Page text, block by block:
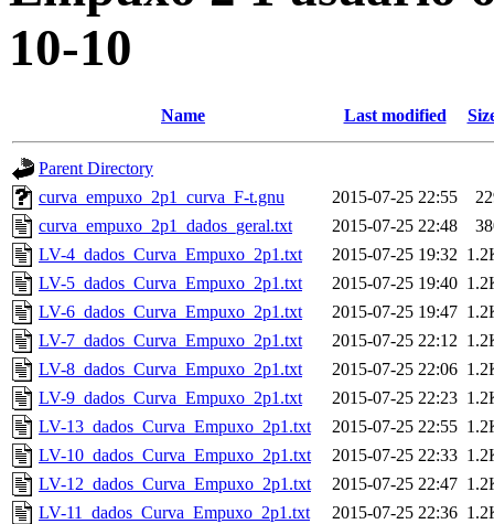
10-10
Name Last modified
Parent Directory
curva_empuxo_2p1_curva_F-t.gnu
2015-07-25 22:55
curva_empuxo_2p1_dados_geral.txt
2015-07-25 22:48
LV-4_dados_Curva_Empuxo_2p1.txt
2015-07-25 19:32
LV-5_dados_Curva_Empuxo_2p1.txt
2015-07-25 19:40
LV-6_dados_Curva_Empuxo_2p1.txt
2015-07-25 19:47
LV-7_dados_Curva_Empuxo_2p1.txt
2015-07-25 22:12
LV-8_dados_Curva_Empuxo_2p1.txt
2015-07-25 22:06
LV-9_dados_Curva_Empuxo_2p1.txt
2015-07-25 22:23
LV-13_dados_Curva_Empuxo_2p1.txt
2015-07-25 22:55
LV-10_dados_Curva_Empuxo_2p1.txt
2015-07-25 22:33
LV-12_dados_Curva_Empuxo_2p1.txt
2015-07-25 22:47
LV-11_dados_Curva_Empuxo_2p1.txt
2015-07-25 22:36